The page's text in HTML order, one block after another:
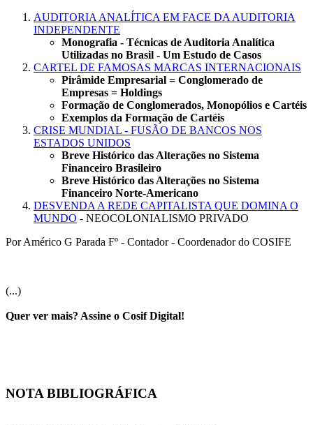
AUDITORIA ANALÍTICA EM FACE DA AUDITORIA
INDEPENDENTE
Monografia - Técnicas de Auditoria Analítica
Utilizadas no Brasil - Um Estudo de Casos
CARTEL DE FAMOSAS MARCAS INTERNACIONAIS
Pirâmide Empresarial = Conglomerado de
Empresas = Holdings
Formação de Conglomerados, Monopólios e Cartéis
Exemplos da Formação de Cartéis
CRISE MUNDIAL - FUSÃO DE BANCOS NOS
ESTADOS UNIDOS
Breve Histórico das Alterações no Sistema
Financeiro Brasileiro
Breve Histórico das Alterações no Sistema
Financeiro Norte-Americano
DESVENDA A REDE CAPITALISTA QUE DOMINA O
MUNDO - NEOCOLONIALISMO PRIVADO
Por Américo G Parada Fº - Contador - Coordenador do COSIFE
(...)
Quer ver mais? Assine o Cosif Digital!
NOTA BIBLIOGRÁFICA